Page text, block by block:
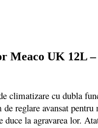
UK 12L –
cu dubla
reglare avansat
duce la agravarea lor.